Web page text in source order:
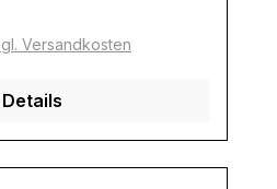
Versandkosten
Details